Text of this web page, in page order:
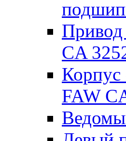
Привод
CA
Корпус
FAW